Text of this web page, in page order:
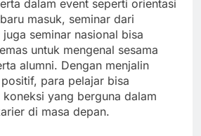
dalam event seperti orientasi
masuk, seminar dari
seminar nasional bisa
untuk mengenal sesama
alumni. Dengan menjalin
para pelajar bisa
yang berguna dalam
di masa depan.